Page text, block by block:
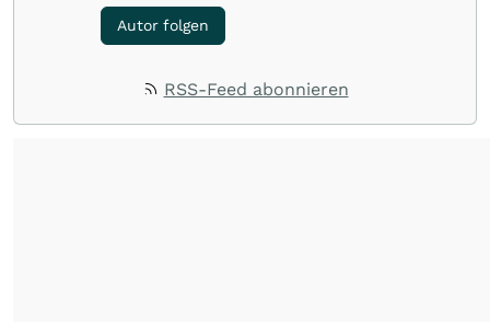
Autor folgen
RSS-Feed abonnieren